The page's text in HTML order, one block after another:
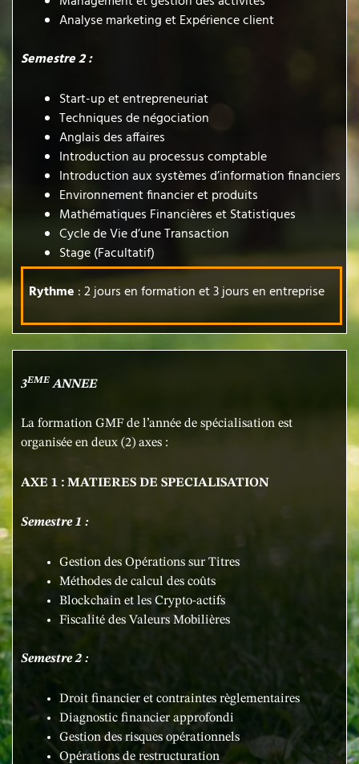
Analyse marketing et Expérience client
Semestre 2 :
Start-up et entrepreneuriat
Techniques de négociation
Anglais des affaires
Introduction au processus comptable
Introduction aux systèmes d’information financiers
Environnement financier et produits
Mathématiques Financières et Statistiques
Cycle de Vie d’une Transaction
Stage (Facultatif)
Rythme : 2 jours en formation et 3 jours en entreprise
3EME ANNEE
La formation GMF de l’année de spécialisation est
organisée en deux (2) axes :
AXE 1 : MATIERES DE SPECIALISATION
Semestre 1 :
Gestion des Opérations sur Titres
Méthodes de calcul des coûts
Blockchain et les Crypto-actifs
Fiscalité des Valeurs Mobilières
Semestre 2 :
Droit financier et contraintes règlementaires
Diagnostic financier approfondi
Gestion des risques opérationnels
Opérations de restructuration